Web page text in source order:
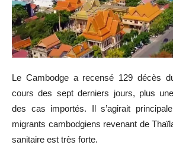
Le Cambodge a recensé 129 décès
cours des sept derniers jours, plus
des cas importés. Il s’agirait
migrants cambodgiens revenant de
sanitaire est très forte.